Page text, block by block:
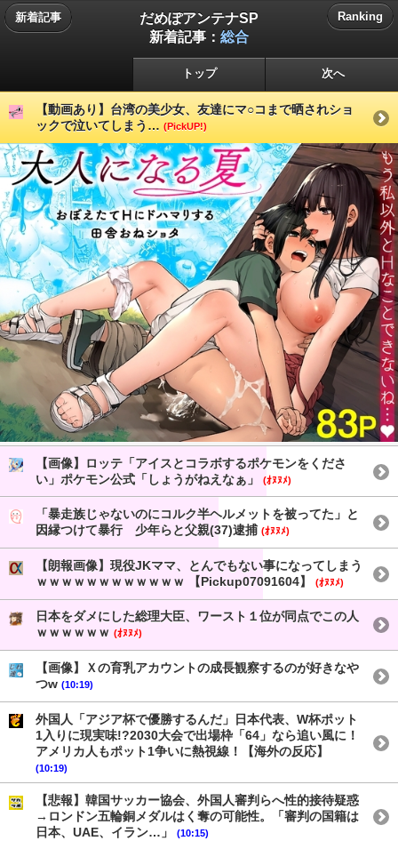
新着記事
だめぽアンテナSP
新着記事： 総合
Ranking
トップ 次へ
【動画あり】台湾の美少女、友達にマ○コまで晒されショ
ックで泣いてしまう… (PickUP!)
【画像】ロッテ「アイスとコラボするポケモンをくださ
い」ポケモン公式「しょうがねえなぁ」
(ｵﾇﾇﾒ)
「暴走族じゃないのにコルク半ヘルメットを被ってた」と
因縁つけて暴行 少年らと父親(37)逮捕 (ｵﾇﾇﾒ)
【朗報画像】現役JKママ、とんでもない事になってしまう
ｗｗｗｗｗｗｗｗｗｗｗｗ 【Pickup07091604】
(ｵﾇﾇﾒ)
日本をダメにした総理大臣、ワースト１位が同点でこの人
ｗｗｗｗｗｗ (ｵﾇﾇﾒ)
【画像】Ｘの育乳アカウントの成長観察するのが好きなや
つw (10:19)
外国人「アジア杯で優勝するんだ」日本代表、W杯ポット
1入りに現実味!?2030大会で出場枠「64」なら追い風に！
アメリカ人もポット1争いに熱視線！【海外の反応】
(10:19)
【悲報】韓国サッカー協会、外国人審判らへ性的接待疑惑
→ロンドン五輪銅メダルはく奪の可能性。「審判の国籍は
日本、UAE、イラン…」
(10:15)